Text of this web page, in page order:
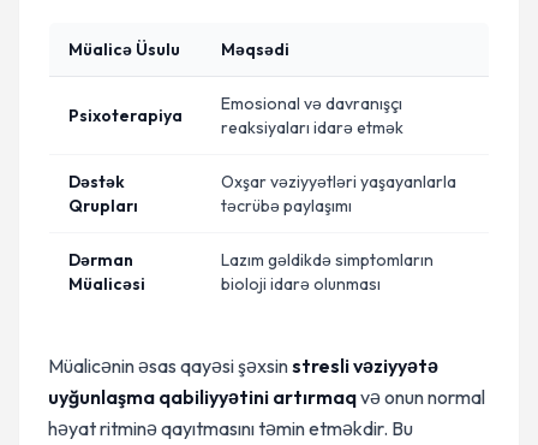
Müalicə Üsulu Məqsədi
Psixoterapiya
Emosional və davranışçı
reaksiyaları idarə etmək
Dəstək
Qrupları
Oxşar vəziyyətləri yaşayanlarla
təcrübə paylaşımı
Dərman
Müalicəsi
Lazım gəldikdə simptomların
bioloji idarə olunması
Müalicənin əsas qayəsi şəxsinstresli vəziyyətə
uyğunlaşma qabiliyyətini artırmaqvə onun normal
həyat ritminə qayıtmasını təmin etməkdir. Bu